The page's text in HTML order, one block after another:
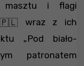
masztu i flagi
wraz z ich
„Pod biało-
patronatem